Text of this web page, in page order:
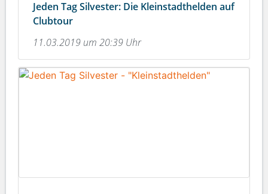
Jeden Tag Silvester: Die Kleinstadthelden auf
Clubtour
11.03.2019 um 20:39 Uhr